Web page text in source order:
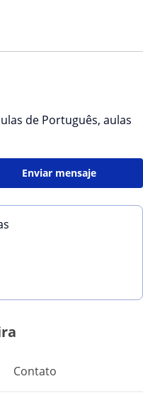
de Português, aulas
Enviar mensaje
Contato